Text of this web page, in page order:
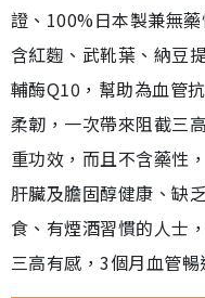
證、100%日本製兼無
含紅麴、武靴葉、納豆
輔酶Q10，幫助為血管
柔韌，一次帶來阻截三
重功效，而且不含藥性
肝臟及膽固醇健康、缺
食、有煙酒習慣的人士
三高有感，3個月血管暢